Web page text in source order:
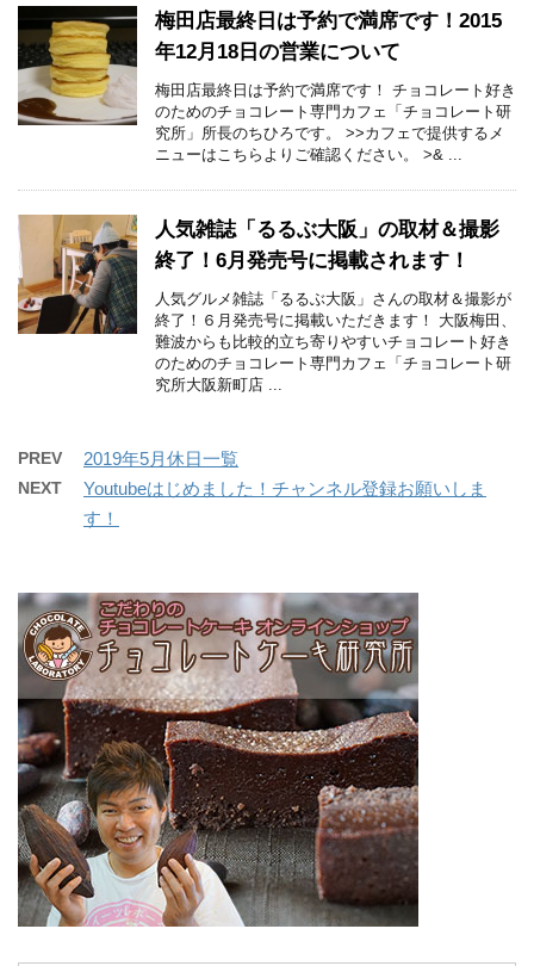
梅田店最終日は予約で満席です！2015
年12月18日の営業について
梅田店最終日は予約で満席です！ チョコレート好き
のためのチョコレート専門カフェ「チョコレート研
究所」所長のちひろです。 >>カフェで提供するメ
ニューはこちらよりご確認ください。 >& ...
人気雑誌「るるぶ大阪」の取材＆撮影
終了！6月発売号に掲載されます！
人気グルメ雑誌「るるぶ大阪」さんの取材＆撮影が
終了！６月発売号に掲載いただきます！ 大阪梅田、
難波からも比較的立ち寄りやすいチョコレート好き
のためのチョコレート専門カフェ「チョコレート研
究所大阪新町店 ...
PREV 2019年5月休日一覧
NEXT
Youtubeはじめました！チャンネル登録お願いしま
す！